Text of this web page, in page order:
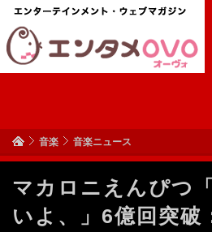
音楽 音楽ニュース
マカロニえんぴつ
いよ、」6億回突破